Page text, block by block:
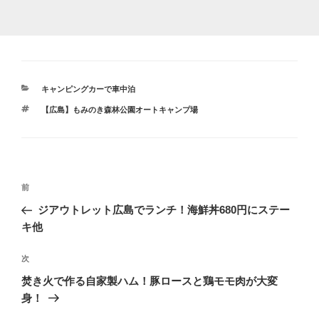
カ
ゴ
キャンピングカーで車中泊
タ【広島】もみのき森林公園オートキャンプ場
投
ナ
ゲ
ー
シ
前
の
投
前
ジアウトレット広島でランチ！海鮮丼680円にステー
キ他
次
の
投
次
焚き火で作る自家製ハム！豚ロースと鶏モモ肉が大変
身！